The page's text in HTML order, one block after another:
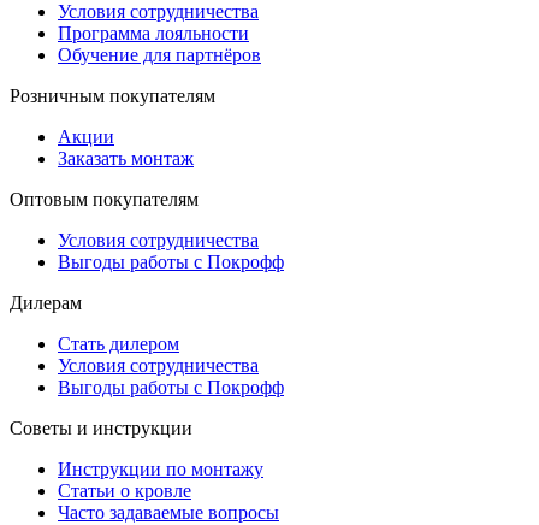
Условия сотрудничества
Программа лояльности
Обучение для партнёров
Розничным покупателям
Акции
Заказать монтаж
Оптовым покупателям
Условия сотрудничества
Выгоды работы с Покрофф
Дилерам
Стать дилером
Условия сотрудничества
Выгоды работы с Покрофф
Советы и инструкции
Инструкции по монтажу
Статьи о кровле
Часто задаваемые вопросы